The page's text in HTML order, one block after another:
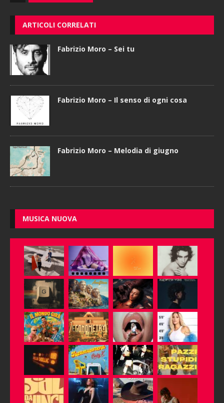
ARTICOLI CORRELATI
Fabrizio Moro – Sei tu
Fabrizio Moro – Il senso di ogni cosa
Fabrizio Moro – Melodia di giugno
MUSICA NUOVA